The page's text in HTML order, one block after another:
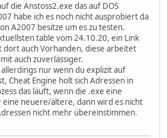
die Anstoss2.exe das auf DOS
habe ich es noch nicht ausprobiert da
A2007 besitze um es zu testen.
table vom 24.10.20, ein Link
dort auch Vorhanden, diese arbeitet
auch zuverlässiger.
nur wenn du explizit auf
Cheat Engine holt sich Adressen in
das läuft, wenn die .exe eine
neuere/ältere, dann wird es nicht
nicht mehr übereinstimmen.